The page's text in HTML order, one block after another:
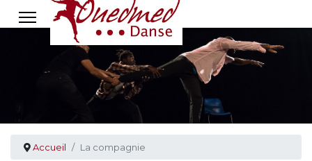
Accueil La compagnie